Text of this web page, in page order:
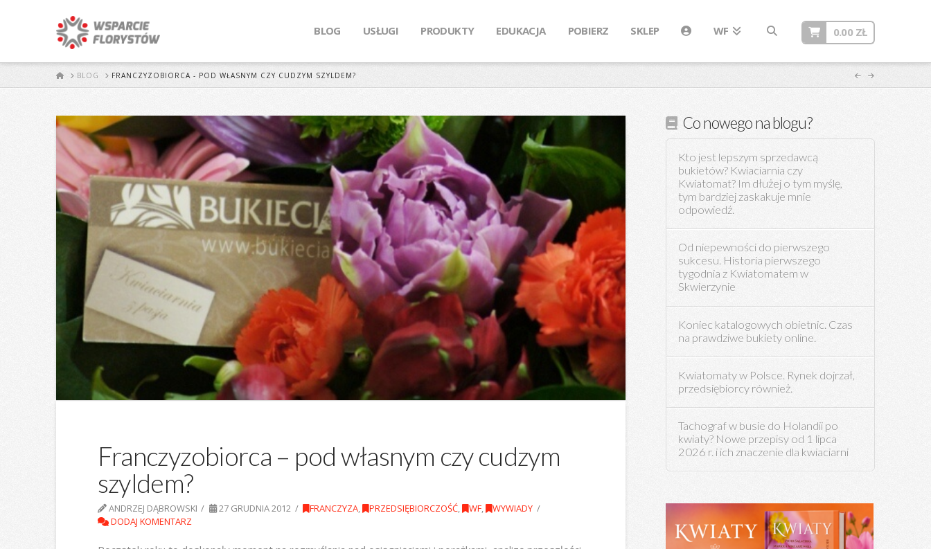
BLOG USŁUGI PRODUKTY EDUKACJA POBIERZ SKLEP WF 0.00 ZŁ
STARTBLOG FRANCZYZOBIORCA - POD WŁASNYM CZY CUDZYM SZYLDEM?
Franczyzobiorca – pod własnym czy cudzym
szyldem?
ANDRZEJ DĄBROWSKI 27 GRUDNIA 2012 FRANCZYZA, PRZEDSIĘBIORCZOŚĆ, WF, WYWIADY
DODAJ KOMENTARZ
Co nowego na blogu?
Kto jest lepszym sprzedawcą
bukietów? Kwiaciarnia czy
Kwiatomat? Im dłużej o tym myślę,
tym bardziej zaskakuje mnie
odpowiedź.
Od niepewności do pierwszego
sukcesu. Historia pierwszego
tygodnia z Kwiatomatem w
Skwierzynie
Koniec katalogowych obietnic. Czas
na prawdziwe bukiety online.
Kwiatomaty w Polsce. Rynek dojrzał,
przedsiębiorcy również.
Tachograf w busie do Holandii po
kwiaty? Nowe przepisy od 1 lipca
2026 r. i ich znaczenie dla kwiaciarni